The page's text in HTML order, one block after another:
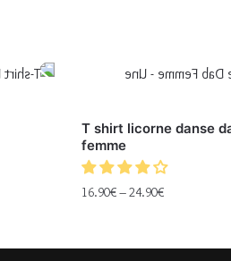
T shirt licorne danse
femme
16.90€–24.90€